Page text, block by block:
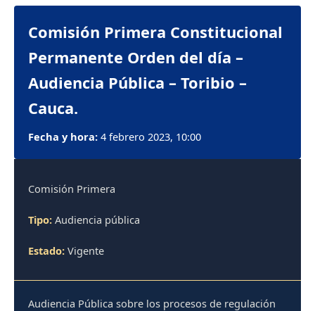
Comisión Primera Constitucional
Permanente Orden del día –
Audiencia Pública – Toribio –
Cauca.
Fecha y hora: 4 febrero 2023, 10:00
Comisión Primera
Tipo: Audiencia pública
Estado: Vigente
Audiencia Pública sobre los procesos de regulación